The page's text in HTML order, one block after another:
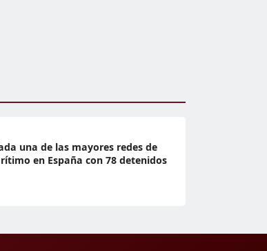
una de las mayores redes de
en España con 78 detenidos